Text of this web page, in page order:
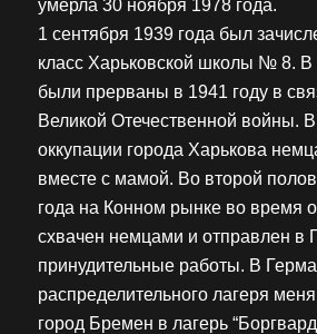
умерла 30 ноября 1978 года.
1 сентября 1939 года был
класс Харьковской школы № 8. В
были прерваны в 1941 году в
Великой Отечественной войны.
оккупации города Харькова
вместе с мамой. Во второй
года на Конном рынке во время
схвачен немцами и отправлен в
принудительные работы. В
распределительного лагеря
город Бремен в лагерь